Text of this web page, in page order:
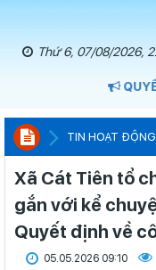
Thứ 6, 07/08/2026,
TIN HOẠT
Xã Cát Tiên tổ
gắn với kể
Quyết định về
05.05.2026 09:10